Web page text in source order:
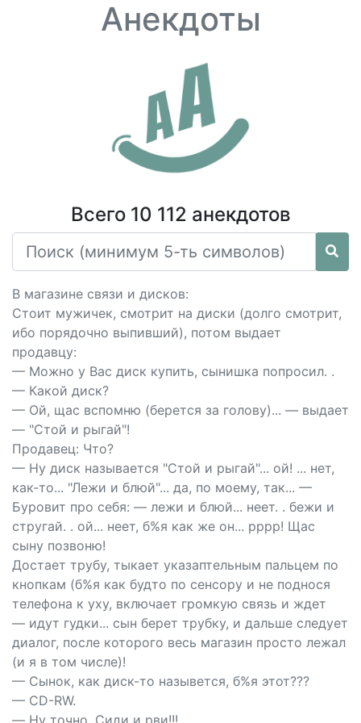
Анекдоты
Всего 10 112 анекдотов
В магазине связи и дисков:
Стоит мужичек, смотрит на диски (долго смотрит,
ибо порядочно выпивший), потом выдает
продавцу:
— Можно у Вас диск купить, сынишка попросил. .
— Какой диск?
— Ой, щас вспомню (берется за голову)... — выдает
— "Стой и рыгай"!
Продавец: Что?
— Ну диск называется "Стой и рыгай"... ой! ... нет,
как-то... "Лежи и блюй"... да, по моему, так... —
Буровит про себя: — лежи и блюй... неет. . бежи и
стругай. . ой... неет, б%я как же он... рррр! Щас
сыну позвоню!
Достает трубу, тыкает указаптельным пальцем по
кнопкам (б%я как будто по сенсору и не поднося
телефона к уху, включает громкую связь и ждет
— идут гудки... сын берет трубку, и дальше следует
диалог, после которого весь магазин просто лежал
(и я в том числе)!
— Сынок, как диск-то назывется, б%я этот???
— СD-RW.
— Ну точно, Сиди и рви!!!